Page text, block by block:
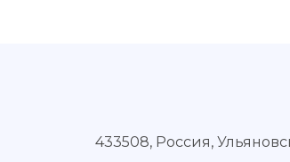
433508, Россия,